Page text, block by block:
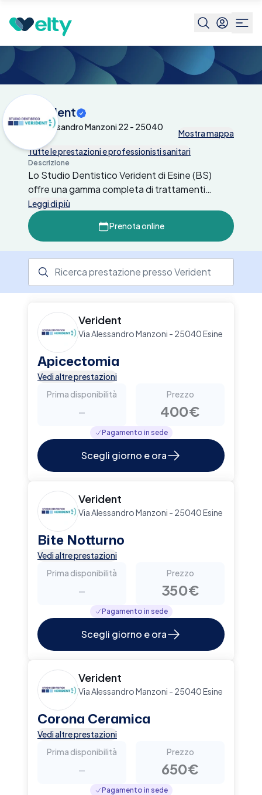
Verident
Via Alessandro Manzoni 22 - 25040
Mostra mappa
Tutte le prestazioni e professionisti sanitari
Descrizione
Lo Studio Dentistico Verident di Esine (BS)
offre una gamma completa di trattamenti
odontoiatrici, tra cui chirurgia mini-invasiva,
conservativa ed estetica, endodonzia,
ortodonzia, parodontologia, e implantologia.
Dotato di tecnologie avanzate come il laser
dentale e Invisalign, il centro garantisce cure di
alta qualità. Lo studio è aperto dal lunedì al
venerdì, dalle 9:00 alle 12:00 e dalle 13:00 alle
assicurazioni. Per prenotare una visita, affidati a
Elty per un servizio rapido e sicuro.
Leggi di più
Prenota online
Verident
Via Alessandro Manzoni - 25040 Esine
Apicectomia
Vedi altre prestazioni
Prima disponibilità
-
Prezzo
400€
Pagamento in sede
Scegli giorno e ora
Verident
Via Alessandro Manzoni - 25040 Esine
Bite Notturno
Vedi altre prestazioni
Prima disponibilità
-
Prezzo
350€
Pagamento in sede
Scegli giorno e ora
Verident
Via Alessandro Manzoni - 25040 Esine
Corona Ceramica
Vedi altre prestazioni
Prima disponibilità
-
Prezzo
650€
Pagamento in sede